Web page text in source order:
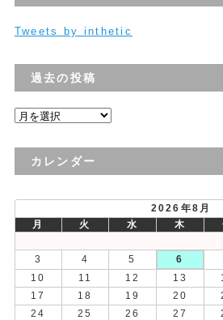
Tweets by inthetic
過去の投稿
過
の
カレンダー
2026年8月
月
火 水 木
3
4 5 6
10
11 12 13
17
18 19 20
24
25 26 27